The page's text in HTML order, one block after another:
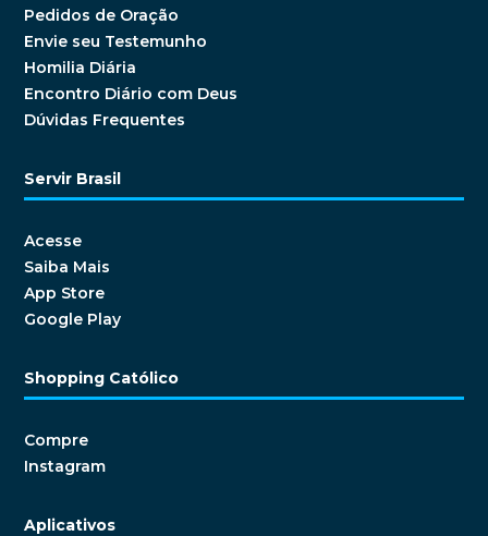
Pedidos de Oração
Envie seu Testemunho
Homilia Diária
Encontro Diário com Deus
Dúvidas Frequentes
Servir Brasil
Acesse
Saiba Mais
App Store
Google Play
Shopping Católico
Compre
Instagram
Aplicativos